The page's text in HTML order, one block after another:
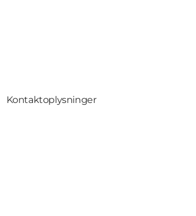
Kontaktoplysninger